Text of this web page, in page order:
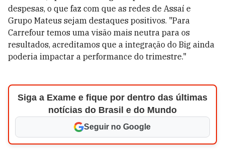
despesas, o que faz com que as redes de Assaí e
Grupo Mateus sejam destaques positivos. "Para
Carrefour temos uma visão mais neutra para os
resultados, acreditamos que a integração do Big ainda
poderia impactar a performance do trimestre."
Siga a Exame e fique por dentro das últimas
notícias do Brasil e do Mundo
Seguir no Google